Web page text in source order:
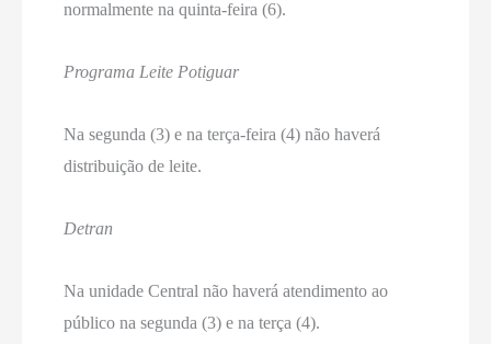
normalmente na quinta-feira (6).
Programa Leite Potiguar
Na segunda (3) e na terça-feira (4) não haverá
distribuição de leite.
Detran
Na unidade Central não haverá atendimento ao
público na segunda (3) e na terça (4).